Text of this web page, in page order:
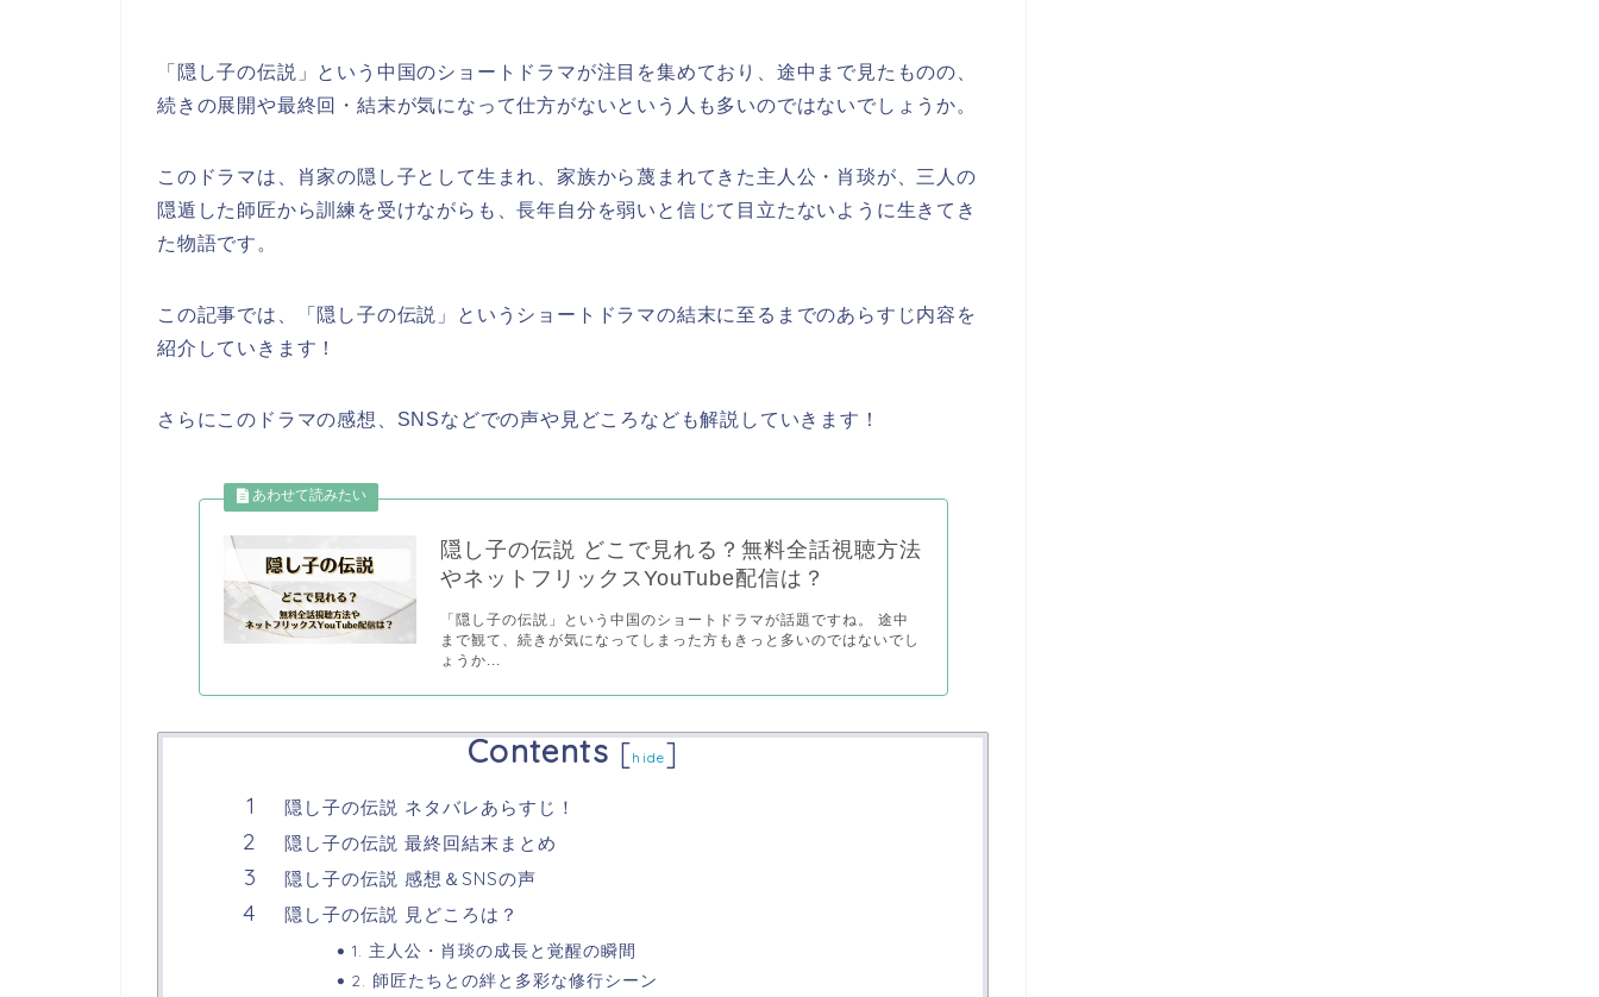
「隠し子の伝説」 という中国のショートドラマが注目を集めており、途中まで見たものの、
続きの展開や最終回・結末が気になって仕方がないという人も多いのではないでしょうか。
このドラマは、肖家の隠し子として生まれ、家族から蔑まれてきた主人公・肖琰が、三人の
隠遁した師匠から訓練を受けながらも、長年自分を弱いと信じて目立たないように生きてき
た物語です。
この記事では、 「隠し子の伝説」
というショートドラマの結末に至るまでのあらすじ内容を
紹介していきます！
さらにこのドラマの感想、SNSなどでの声や見どころなども解説していきます！
隠し子の伝説 どこで見れる？無料全話視聴方法
やネットフリックスYouTube配信は？
「隠し子の伝説」という中国のショートドラマが話題ですね。 途中
まで観て、続きが気になってしまった方もきっと多いのではないでし
ょうか...
Contents [hide]
隠し子の伝説 ネタバレあらすじ！
隠し子の伝説 最終回結末まとめ
隠し子の伝説 感想＆SNSの声
隠し子の伝説 見どころは？
1. 主人公・肖琰の成長と覚醒の瞬間
2. 師匠たちとの絆と多彩な修行シーン